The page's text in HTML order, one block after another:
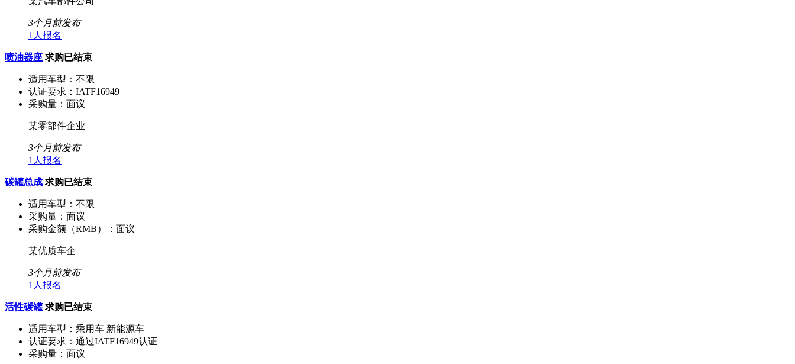
3个月前发布
1人报名
喷油器座 求购已结束
适用车型： 不限
认证要求： IATF16949
采购量： 面议
某零部件企业
3个月前发布
1人报名
碳罐总成 求购已结束
适用车型： 不限
采购量： 面议
采购金额（RMB）： 面议
某优质车企
3个月前发布
1人报名
活性碳罐 求购已结束
适用车型： 乘用车 新能源车
认证要求： 通过IATF16949认证
采购量： 面议